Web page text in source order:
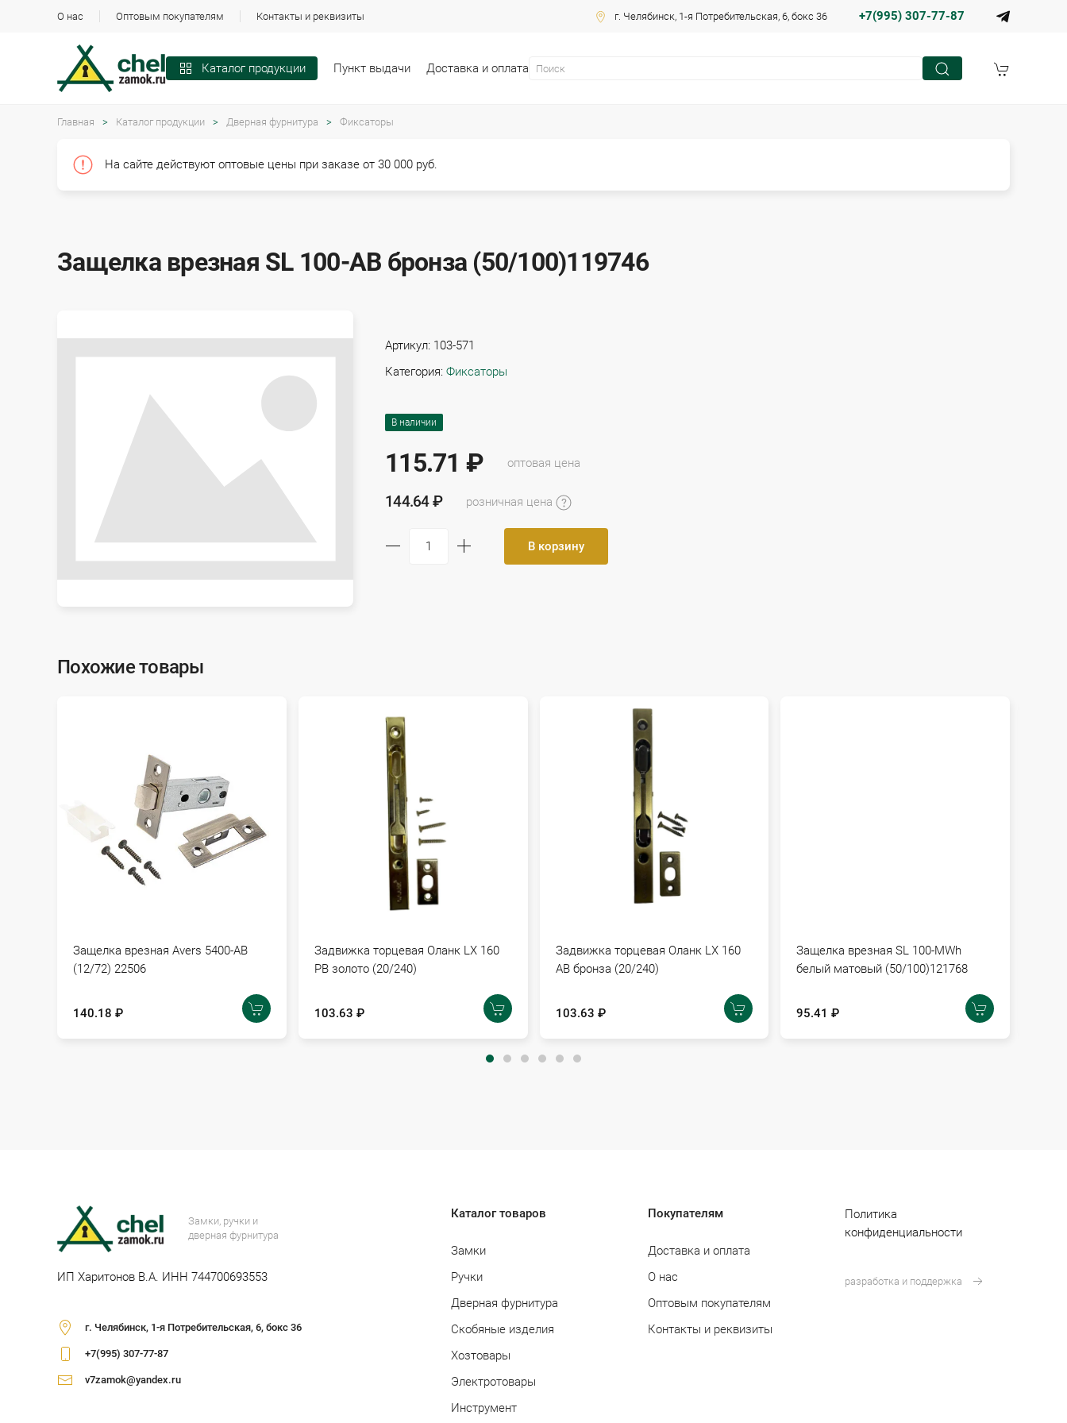
О нас Оптовым покупателям Контакты и реквизиты г. Челябинск, 1-я Потребительская, 6, бокс 36 +7(995) 307-77-87
Каталог продукции Пункт выдачи Доставка и оплата
Главная Каталог продукции Дверная фурнитура Фиксаторы
На сайте действуют оптовые цены при заказе от 30 000 руб.
Защелка врезная SL 100-AB бронза (50/100)119746
Артикул: 103-571
Категория: Фиксаторы
В наличии
115.71 ₽ оптовая цена
144.64 ₽ розничная цена
В корзину
Похожие товары
Защелка врезная Avers 5400-AB
(12/72) 22506
140.18 ₽
Задвижка торцевая Оланк LX 160
РВ золото (20/240)
103.63 ₽
Задвижка торцевая Оланк LX 160
АВ бронза (20/240)
103.63 ₽
Защелка врезная SL 100-MWh
белый матовый (50/100)121768
95.41 ₽
Замки, ручки и
дверная фурнитура
ИП Харитонов В.А. ИНН 744700693553
г. Челябинск, 1-я Потребительская, 6, бокс 36
+7(995) 307-77-87
v7zamok@yandex.ru
Каталог товаров
Замки
Ручки
Дверная фурнитура
Скобяные изделия
Хозтовары
Электротовары
Инструмент
Покупателям
Доставка и оплата
О нас
Оптовым покупателям
Контакты и реквизиты
Политика
конфиденциальности
разработка и поддержка